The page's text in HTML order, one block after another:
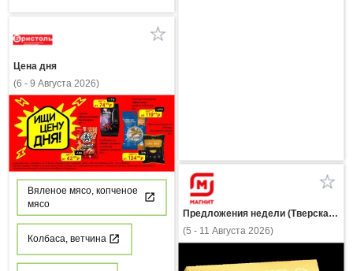
Цена дня
(6 - 9 Августа 2026)
Вяленое мясо, копченое
мясо
Колбаса, ветчина
Предложения недели (Тверская область)
(5 - 11 Августа 2026)